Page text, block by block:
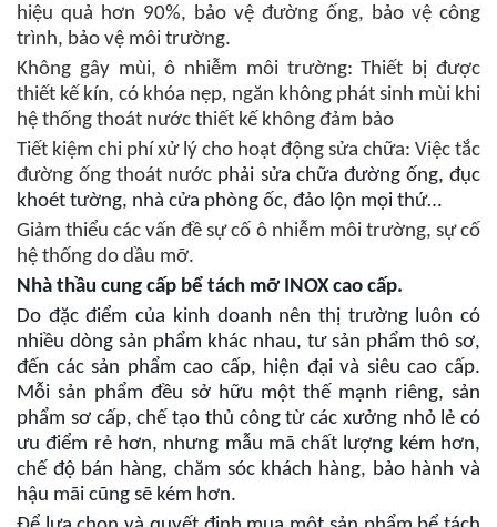
hiệu quả hơn 90%, bảo vệ đường ống, bảo vệ công
trình, bảo vệ môi trường.
Không gây mùi, ô nhiễm môi trường: Thiết bị được
thiết kế kín, có khóa nẹp, ngăn không phát sinh mùi khi
hệ thống thoát nước thiết kế không đảm bảo
Tiết kiệm chi phí xử lý cho hoạt động sửa chữa: Việc tắc
đường ống thoát nước phải sửa chữa đường ống, đục
khoét tường, nhà cửa phòng ốc, đảo lộn mọi thứ…
Giảm thiểu các vấn đề sự cố ô nhiễm môi trường, sự cố
hệ thống do dầu mỡ.
Nhà thầu cung cấp bể tách mỡ INOX cao cấp.
Do đặc điểm của kinh doanh nên thị trường luôn có
nhiều dòng sản phẩm khác nhau, tư sản phẩm thô sơ,
đến các sản phẩm cao cấp, hiện đại và siêu cao cấp.
Mỗi sản phẩm đều sở hữu một thế mạnh riêng, sản
phẩm sơ cấp, chế tạo thủ công từ các xưởng nhỏ lẻ có
ưu điểm rẻ hơn, nhưng mẫu mã chất lượng kém hơn,
chế độ bán hàng, chăm sóc khách hàng, bảo hành và
hậu mãi cũng sẽ kém hơn.